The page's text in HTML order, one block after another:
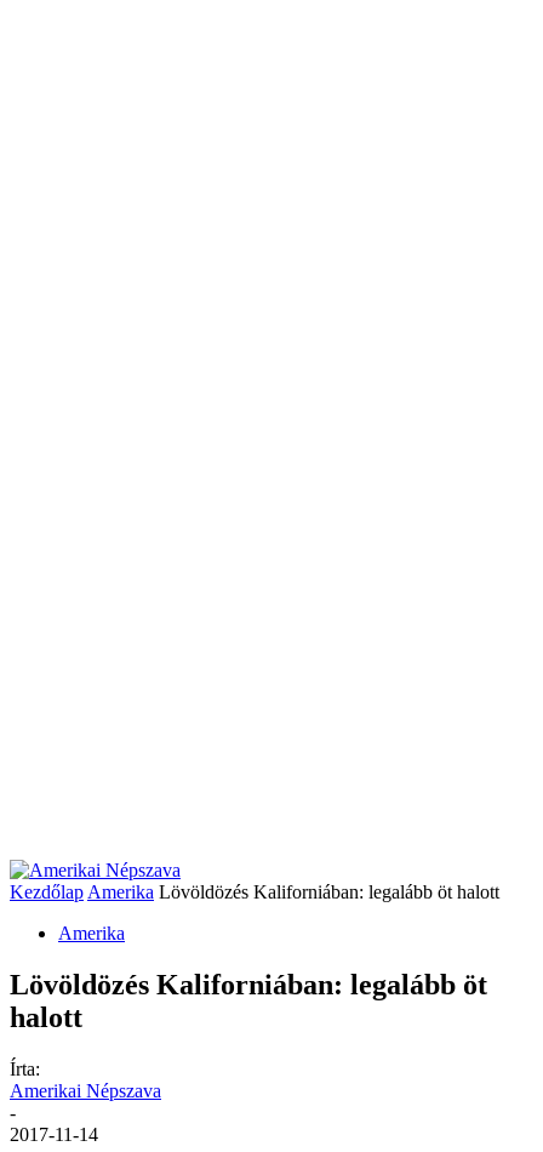
Kezdőlap Amerika Lövöldözés Kaliforniában: legalább öt halott
Amerika
Lövöldözés Kaliforniában: legalább öt
halott
Írta:
Amerikai Népszava
-
2017-11-14